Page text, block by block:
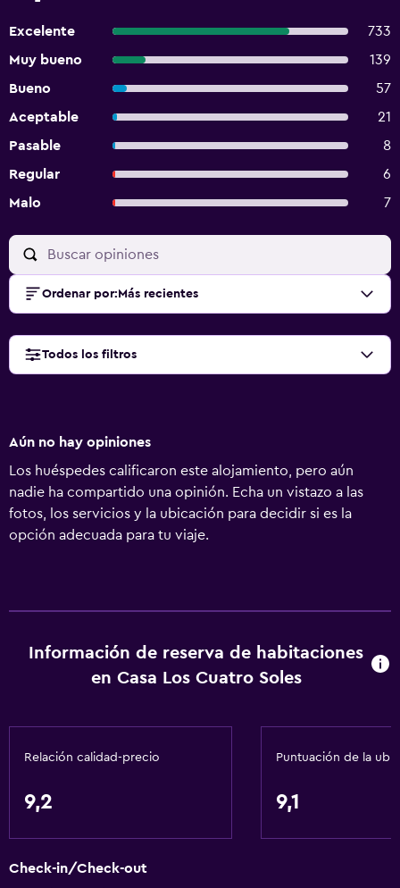
Excelente
733
Muy bueno
139
Bueno
57
Aceptable
21
Pasable
8
Regular
6
Malo
7
Ordenar por: Más recientes
Todos los filtros
Aún no hay opiniones
Los huéspedes calificaron este alojamiento, pero aún
nadie ha compartido una opinión. Echa un vistazo a las
fotos, los servicios y la ubicación para decidir si es la
opción adecuada para tu viaje.
Información de reserva de habitaciones
en Casa Los Cuatro Soles
Relación calidad-precio
9,2
Puntuación de la
9,1
Check-in/Check-out